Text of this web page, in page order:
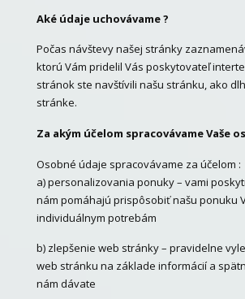
Aké údaje uchovávame ?
Počas návštevy našej stránky
ktorú Vám pridelil Vás poskytovateľ
stránok ste navštívili našu stránku, ako
stránke.
Za akým účelom spracovávame Vaše
Osobné údaje spracovávame za účelom :
a) personalizovania ponuky – vami
nám pomáhajú prispôsobiť našu ponuku
individuálnym potrebám
b) zlepšenie web stránky – pravidelne
web stránku na základe informácií a
nám dávate